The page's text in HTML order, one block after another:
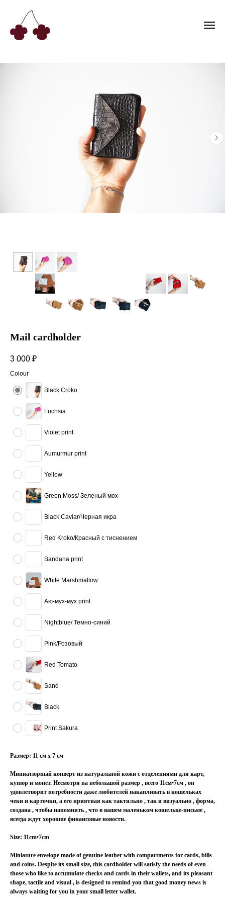
Mail cardholder
3 000 ₽
Colour
Black Croko
Fuchsia
Violet print
Aumurmur print
Yellow
Green Moss/ Зеленый мох
Black Caviar/Черная икра
Red Kroko/Красный с тиснением
Bandana print
White Marshmallow
Аю-мух-мух print
Nightblue/ Темно-синий
Pink/Розовый
Red Tomato
Sand
Black
Print Sakura
Размер: 11 см x 7 см
Миниатюрный конверт из натуральной кожи с отделениями для карт,
купюр и монет. Несмотря на небольшой размер , всего 11см•7см , он
удовлетворит потребности даже любителей накапливать в кошельках
чеки и карточки, а его приятная как тактильно , так и визуально , форма,
создана , чтобы напомнить , что в вашем маленьком кошельке-письме ,
всегда ждут хорошие финансовые новости.
Size: 11cm•7cm
Miniature envelope made of genuine leather with compartments for cards, bills
and coins. Despite its small size, this cardholder will satisfy the needs of even
those who like to accumulate checks and cards in their wallets, and its pleasant
shape, tactile and visual , is designed to remind you that good money news is
always waiting for you in your small letter wallet.